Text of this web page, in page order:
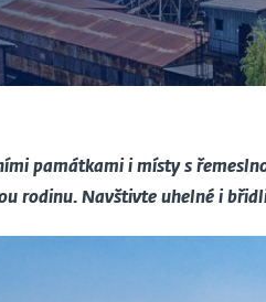
památkami i místy s
rodinu. Navštivte uhelné i